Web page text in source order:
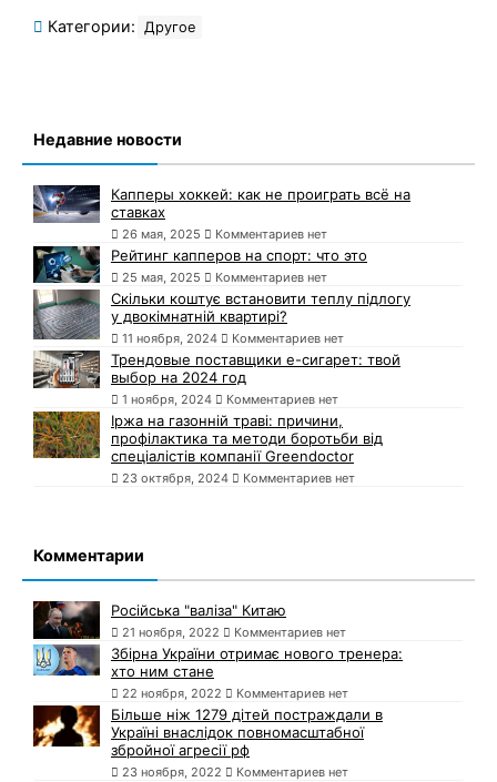
Категории: Другое
Недавние новости
Капперы хоккей: как не проиграть всё на
ставках
26 мая, 2025 Комментариев нет
Рейтинг капперов на спорт: что это
25 мая, 2025 Комментариев нет
Скільки коштує встановити теплу підлогу
у двокімнатній квартирі?
11 ноября, 2024 Комментариев нет
Трендовые поставщики e-сигарет: твой
выбор на 2024 год
1 ноября, 2024 Комментариев нет
Іржа на газонній траві: причини,
профілактика та методи боротьби від
спеціалістів компанії Greendoctor
23 октября, 2024 Комментариев нет
Комментарии
Російська "валіза" Китаю
21 ноября, 2022 Комментариев нет
Збірна України отримає нового тренера:
хто ним стане
22 ноября, 2022 Комментариев нет
Більше ніж 1279 дітей постраждали в
Україні внаслідок повномасштабної
збройної агресії рф
23 ноября, 2022 Комментариев нет